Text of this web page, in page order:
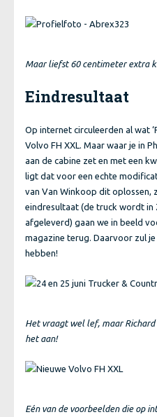
Maar liefst 60 centimeter extra
Eindresultaat
Op internet circuleerden al wat
Volvo FH XXL. Maar waar je in
aan de cabine zet en met een
ligt dat voor een echte
van Van Winkoop dit oplossen,
eindresultaat (de truck wordt in
afgeleverd) gaan we in beeld
magazine terug. Daarvoor zul
hebben!
Het vraagt wel lef, maar
het aan!
Eén van de voorbeelden die op